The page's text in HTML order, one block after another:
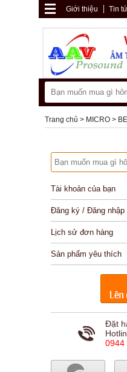
Giới thiệu Tin
Trang chủ MICRO
Tài khoản của bạn
Đăng ký / Đăng nhập
Lịch sử đơn hàng
Sản phẩm yêu thích
Đặt
0944